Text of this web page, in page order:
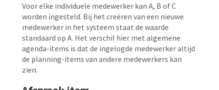
Voor elke individuele medewerker kan A, B of C
worden ingesteld. Bij het creëren van een nieuwe
medewerker in het systeem staat de waarde
standaard op A. Het verschil hier met algemene
agenda-items is dat de ingelogde medewerker altijd
de planning-items van andere medewerkers kan
zien.